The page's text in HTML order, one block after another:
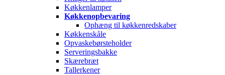
Køkkenlamper
Køkkenopbevaring
Ophæng til køkkenredskaber
Køkkenskåle
Opvaskebørsteholder
Serveringsbakke
Skærebræt
Tallerkener